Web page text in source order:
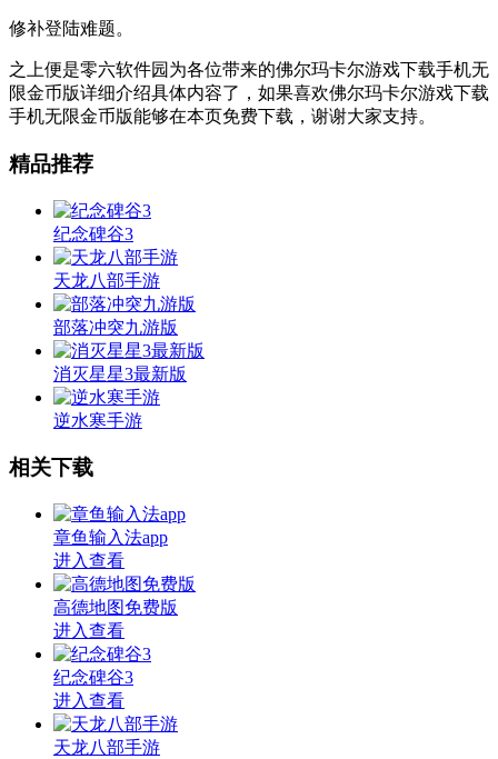
修补登陆难题。
之上便是零六软件园为各位带来的佛尔玛卡尔游戏下载手机无
限金币版详细介绍具体内容了，如果喜欢佛尔玛卡尔游戏下载
手机无限金币版能够在本页免费下载，谢谢大家支持。
精品推荐
纪念碑谷3
天龙八部手游
部落冲突九游版
消灭星星3最新版
逆水寒手游
相关下载
章鱼输入法app
进入查看
高德地图免费版
进入查看
纪念碑谷3
进入查看
天龙八部手游